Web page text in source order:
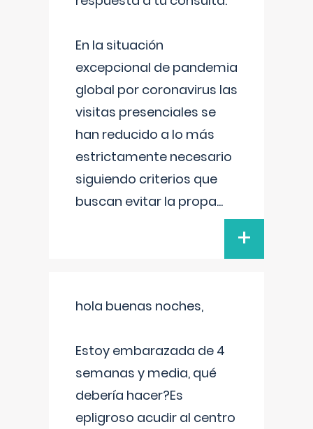
En la situación
excepcional de pandemia
global por coronavirus las
visitas presenciales se
han reducido a lo más
estrictamente necesario
siguiendo criterios que
buscan evitar la propa...
+
hola buenas noches,
Estoy embarazada de 4
semanas y media, qué
debería hacer?Es
epligroso acudir al centro